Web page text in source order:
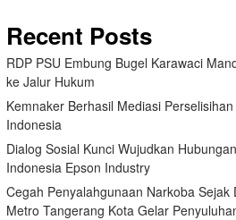
Recent Posts
RDP PSU Embung Bugel Karawaci
ke Jalur Hukum
Kemnaker Berhasil Mediasi
Indonesia
Dialog Sosial Kunci Wujudkan
Indonesia Epson Industry
Cegah Penyalahgunaan Narkoba
Metro Tangerang Kota Gelar